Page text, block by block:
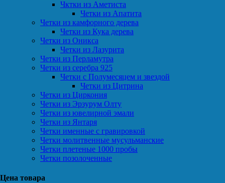
Чктки из Аметиста
Четки из Апатита
Четки из камфорного дерева
Четки из Кука дерева
Четки из Оникса
Четки из Лазурита
Четки из Перламутра
Четки из серебра 925
Четки с Полумесяцем и звездой
Четки из Цитрина
Четки из Циркония
Четки из Эрзурум Олту
Четки из ювелирной эмали
Четки из Янтаря
Четки именные с гравировкой
Четки молитвенные мусульманские
Четки плетеные 1000 пробы
Четки позолоченные
Цена товара